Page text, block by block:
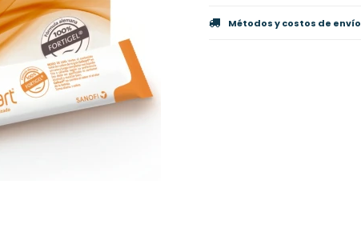
Métodos y costos de envío